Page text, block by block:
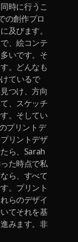
時に行うこ
の創作プロ
及びます。
、絵コンテ
いです。そ
。どんなも
ているで
つけ、方向
、スケッチ
。そしてい
プリントデ
リントデザ
ら、Sarah
た時点で私
ら、すべて
。プリント
らのデザイ
てそれを基
みます。非